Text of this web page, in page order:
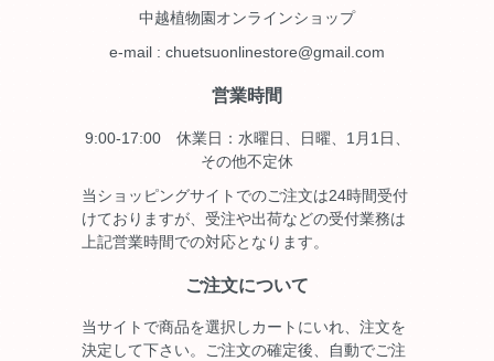
中越植物園オンラインショップ
e-mail : chuetsuonlinestore@gmail.com
営業時間
9:00-17:00 休業日：水曜日、日曜、1月1日、
その他不定休
当ショッピングサイトでのご注文は24時間受付
けておりますが、受注や出荷などの受付業務は
上記営業時間での対応となります。
ご注文について
当サイトで商品を選択しカートにいれ、注文を
決定して下さい。ご注文の確定後、自動でご注